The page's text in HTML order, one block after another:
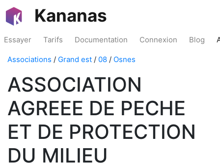
Kananas
Essayer Tarifs Documentation Connexion Blog
Associations / Grand est / 08 / Osnes
ASSOCIATION
AGREEE DE PECHE
ET DE PROTECTION
DU MILIEU